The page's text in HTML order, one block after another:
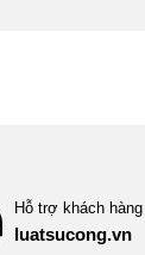
Hỗ trợ khách hàng
luatsucong.vn